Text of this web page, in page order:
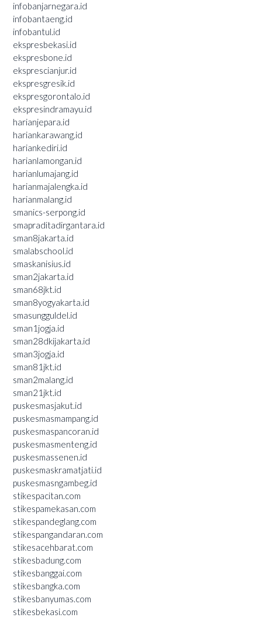
infobanjarnegara.id
infobantaeng.id
infobantul.id
ekspresbekasi.id
ekspresbone.id
eksprescianjur.id
ekspresgresik.id
ekspresgorontalo.id
ekspresindramayu.id
harianjepara.id
hariankarawang.id
hariankediri.id
harianlamongan.id
harianlumajang.id
harianmajalengka.id
harianmalang.id
smanics-serpong.id
smapraditadirgantara.id
sman8jakarta.id
smalabschool.id
smaskanisius.id
sman2jakarta.id
sman68jkt.id
sman8yogyakarta.id
smasungguldel.id
sman1jogja.id
sman28dkijakarta.id
sman3jogja.id
sman81jkt.id
sman2malang.id
sman21jkt.id
puskesmasjakut.id
puskesmasmampang.id
puskesmaspancoran.id
puskesmasmenteng.id
puskesmassenen.id
puskesmaskramatjati.id
puskesmasngambeg.id
stikespacitan.com
stikespamekasan.com
stikespandeglang.com
stikespangandaran.com
stikesacehbarat.com
stikesbadung.com
stikesbanggai.com
stikesbangka.com
stikesbanyumas.com
stikesbekasi.com